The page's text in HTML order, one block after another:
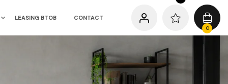
LEASING BTOB CONTACT
0